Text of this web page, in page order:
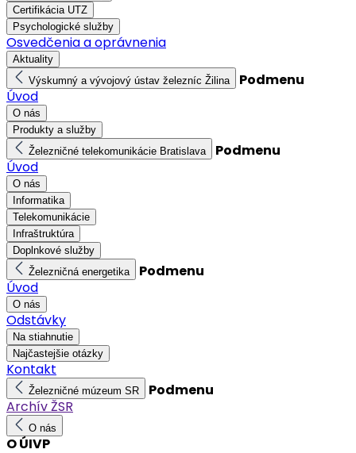
Certifikácia UTZ
Psychologické služby
Osvedčenia a oprávnenia
Aktuality
Výskumný a vývojový ústav železníc Žilina
Podmenu
Úvod
O nás
Produkty a služby
Železničné telekomunikácie Bratislava
Podmenu
Úvod
O nás
Informatika
Telekomunikácie
Infraštruktúra
Doplnkové služby
Železničná energetika
Podmenu
Úvod
O nás
Odstávky
Na stiahnutie
Najčastejšie otázky
Kontakt
Železničné múzeum SR
Podmenu
Archív ŽSR
O nás
O ÚIVP